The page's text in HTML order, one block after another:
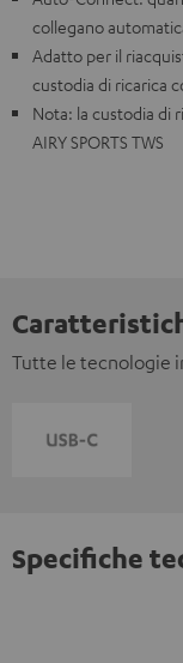
collegano
Adatto per il
custodia di ricarica
Nota: la custodia di
AIRY SPORTS TWS
Tutte le tecnologie
Specifiche